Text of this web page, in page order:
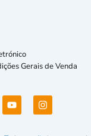
Gerais de Venda